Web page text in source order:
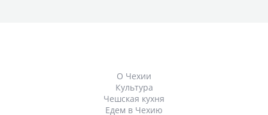
О Чехии
Культура
Чешская кухня
Едем в Чехию